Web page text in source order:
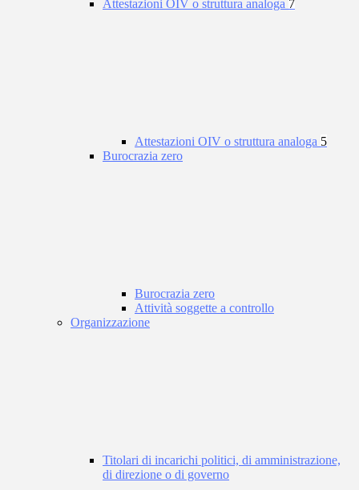
Attestazioni OIV o struttura analoga 7
Attestazioni OIV o struttura analoga 5
Burocrazia zero
Burocrazia zero
Attività soggette a controllo
Organizzazione
Titolari di incarichi politici, di amministrazione,
di direzione o di governo